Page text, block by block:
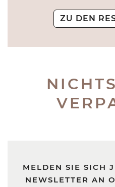
ZU DEN
MELDEN SIE SICH
NEWSLETTER AN